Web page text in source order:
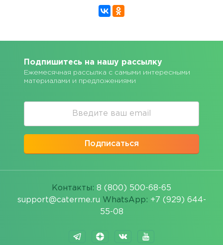
Подпишитесь на нашу рассылку
Ежемесячная рассылка с самыми интересными
материалами и предложениями
Подписаться
Контакты: 8 (800) 500-68-65
support@caterme.ru WhatsApp: +7 (929) 644-
55-08